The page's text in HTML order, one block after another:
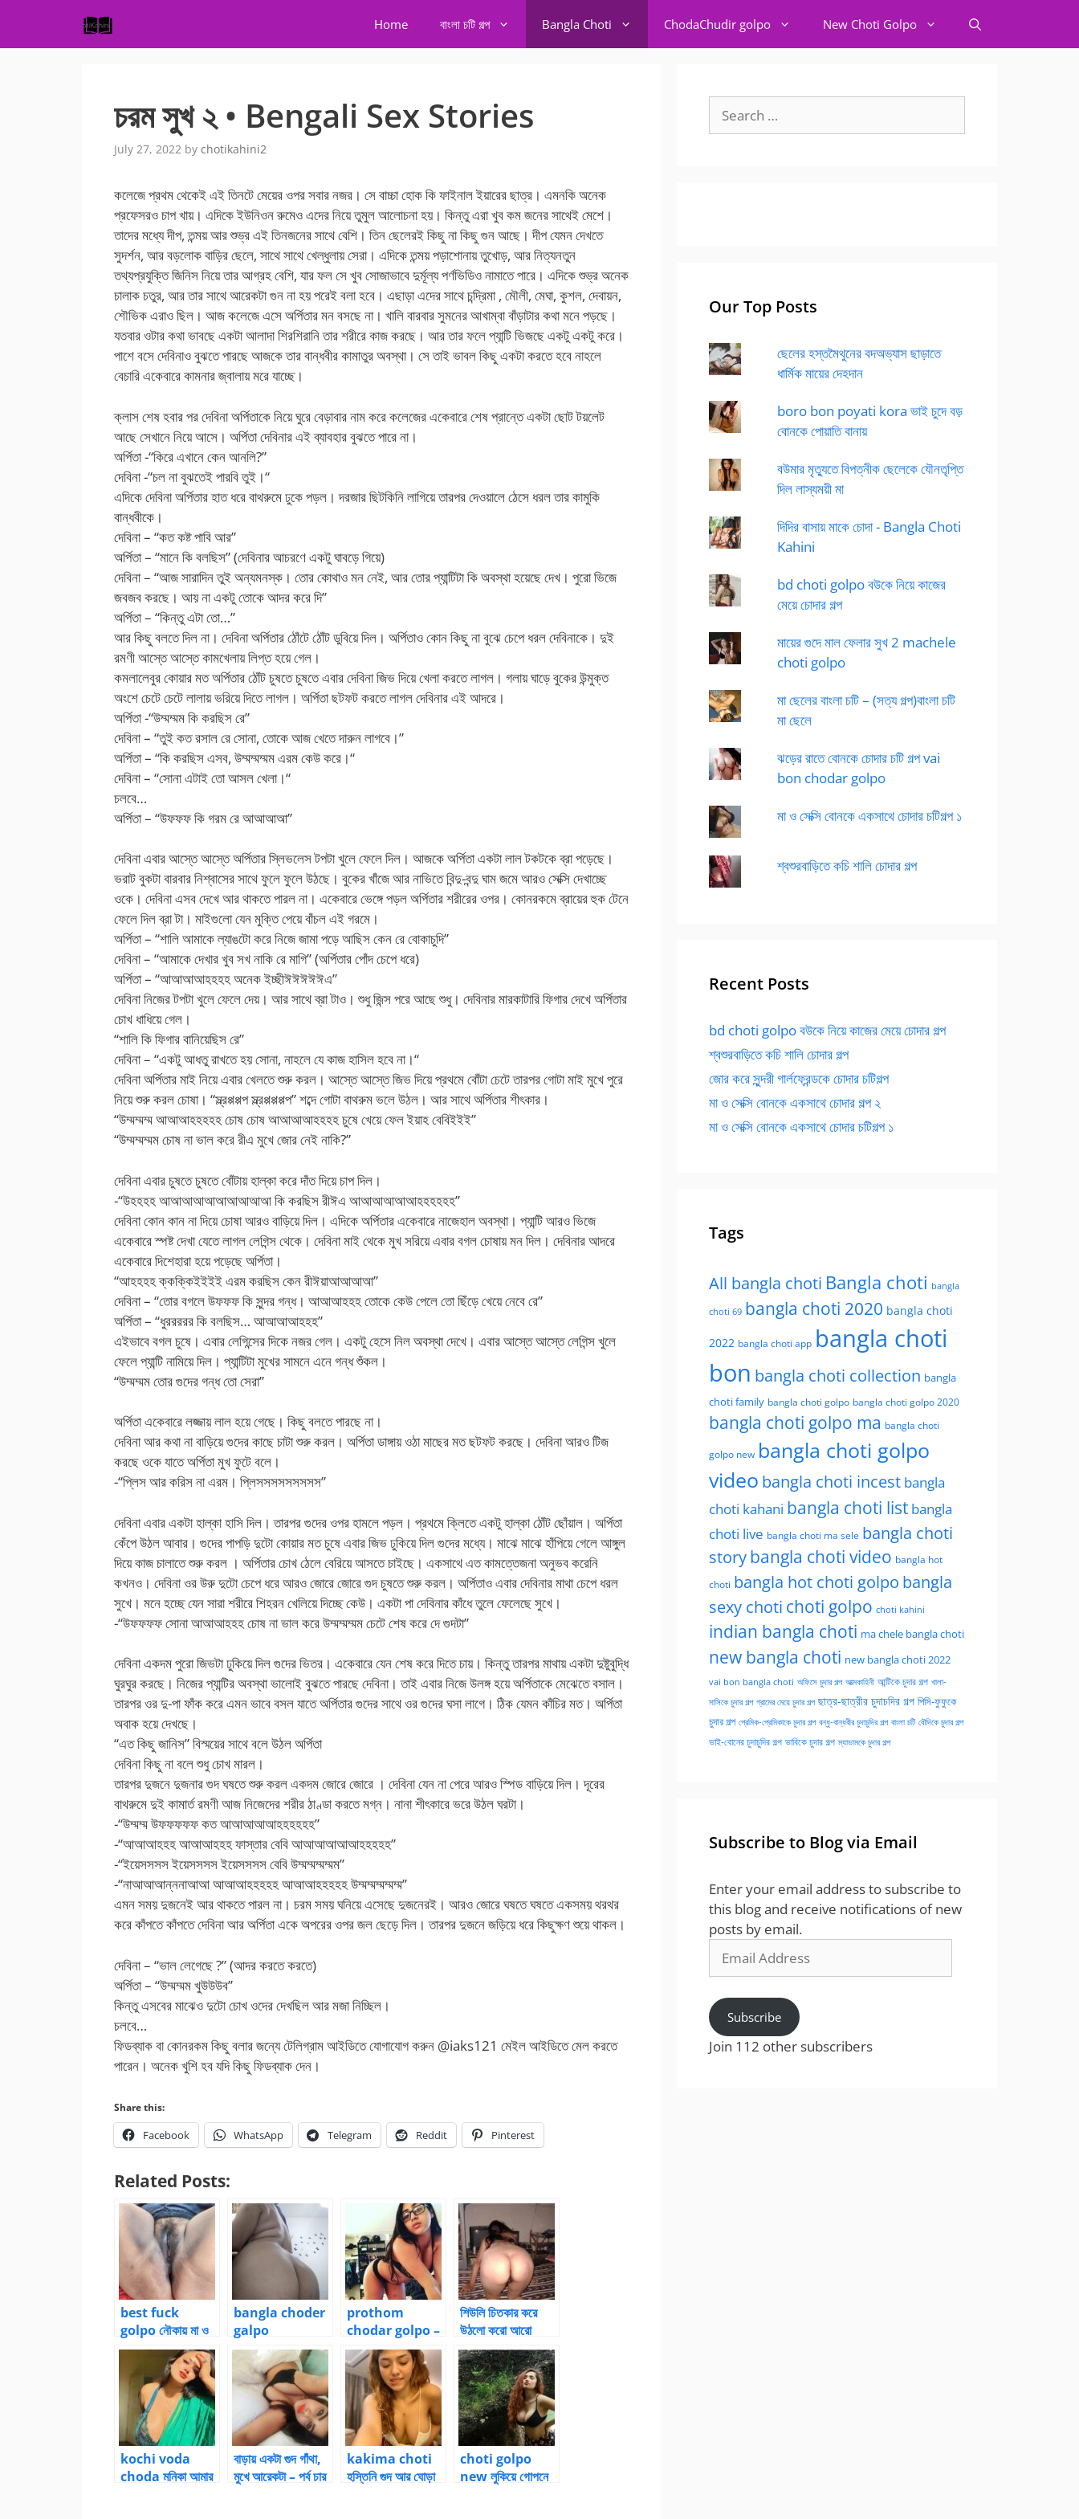
content
Home বাংলা চটি গল্প Bangla Choti ChodaChudir golpo New Choti Golpo
চরম সুখ ২ • Bengali Sex Stories
July 27, 2022 by chotikahini2
কলেজে প্রথম থেকেই এই তিনটে মেয়ের ওপর সবার নজর। সে বাচ্চা হোক কি ফাইনাল ইয়ারের ছাত্র। এমনকি অনেক
প্রফেসরও চাপ খায়। এদিকে ইউনিওন রুমেও এদের নিয়ে তুমুল আলোচনা হয়। কিন্তু এরা খুব কম জনের সাথেই মেশে।
তাদের মধ্যে দীপ, তন্ময় আর শুভ্র এই তিনজনের সাথে বেশি। তিন ছেলেরই কিছু না কিছু গুন আছে। দীপ যেমন দেখতে
সুদর্শন, আর বড়লোক বাড়ির ছেলে, সাথে সাথে খেল্ধুলায় সেরা। এদিকে তন্ময় পড়াশোনায় তুখোড়, আর নিত্যনতুন
তথ্যপ্রযুক্তি জিনিস নিয়ে তার আগ্রহ বেশি, যার ফল সে খুব সোজাভাবে দুর্মূল্য পর্ণভিডিও নামাতে পারে। এদিকে শুভ্র অনেক
চালাক চতুর, আর তার সাথে আরেকটা গুন না হয় পরেই বলা হবে। এছাড়া এদের সাথে চন্দ্রিমা , মৌলী, মেঘা, কুশল, দেবায়ন,
শৌভিক এরাও ছিল। আজ কলেজে এসে অর্পিতার মন বসছে না। খালি বারবার সুমনের আখাম্বা বাঁড়াটার কথা মনে পড়ছে।
যতবার ওটার কথা ভাবছে একটা আলাদা শিরশিরানি তার শরীরে কাজ করছে। আর তার ফলে প্যান্টি ভিজছে একটু একটু করে।
পাশে বসে দেবিনাও বুঝতে পারছে আজকে তার বান্ধবীর কামাতুর অবস্থা। সে তাই ভাবল কিছু একটা করতে হবে নাহলে
বেচারি একেবারে কামনার জ্বালায় মরে যাচ্ছে।
ক্লাস শেষ হবার পর দেবিনা অর্পিতাকে নিয়ে ঘুরে বেড়াবার নাম করে কলেজের একেবারে শেষ প্রান্তে একটা ছোট টয়লেট
আছে সেখানে নিয়ে আসে। অর্পিতা দেবিনার এই ব্যাবহার বুঝতে পারে না।
অর্পিতা -“কিরে এখানে কেন আনলি?”
দেবিনা -“চল না বুঝতেই পারবি তুই।“
এদিকে দেবিনা অর্পিতার হাত ধরে বাথরুমে ঢুকে পড়ল। দরজার ছিটকিনি লাগিয়ে তারপর দেওয়ালে ঠেসে ধরল তার কামুকি
বান্ধবীকে।
দেবিনা – “কত কষ্ট পাবি আর”
অর্পিতা – “মানে কি বলছিস” (দেবিনার আচরণে একটু ঘাবড়ে গিয়ে)
দেবিনা – “আজ সারাদিন তুই অন্যমনস্ক। তোর কোথাও মন নেই, আর তোর প্যান্টিটা কি অবস্থা হয়েছে দেখ। পুরো ভিজে
জবজব করছে। আয় না একটু তোকে আদর করে দি”
অর্পিতা – “কিন্তু এটা তো…”
আর কিছু বলতে দিল না। দেবিনা অর্পিতার ঠোঁটে ঠোঁট ডুবিয়ে দিল। অর্পিতাও কোন কিছু না বুঝে চেপে ধরল দেবিনাকে। দুই
রমণী আস্তে আস্তে কামখেলায় লিপ্ত হয়ে গেল।
কমলালেবুর কোয়ার মত অর্পিতার ঠোঁট চুষতে চুষতে এবার দেবিনা জিভ দিয়ে খেলা করতে লাগল। গলায় ঘাড়ে বুকের উন্মুক্ত
অংশে চেটে চেটে লালায় ভরিয়ে দিতে লাগল। অর্পিতা ছটফট করতে লাগল দেবিনার এই আদরে।
অর্পিতা -“উম্মম্মম কি করছিস রে”
দেবিনা – “তুই কত রসাল রে সোনা, তোকে আজ খেতে দারুন লাগবে।”
অর্পিতা – “কি করছিস এসব, উম্মম্মম্মম এরম কেউ করে।“
দেবিনা – “সোনা এটাই তো আসল খেলা।“
চলবে…
অর্পিতা – “উফফফ কি গরম রে আআআআ”
দেবিনা এবার আস্তে আস্তে অর্পিতার স্লিভলেস টপটা খুলে ফেলে দিল। আজকে অর্পিতা একটা লাল টকটকে ব্রা পড়েছে।
ভরাট বুকটা বারবার নিশ্বাসের সাথে ফুলে ফুলে উঠছে। বুকের খাঁজে আর নাভিতে বিন্দু-বন্দু ঘাম জমে আরও সেক্সি দেখাচ্ছে
ওকে। দেবিনা এসব দেখে আর থাকতে পারল না। একেবারে ভেঙ্গে পড়ল অর্পিতার শরীরের ওপর। কোনরকমে ব্রায়ের হুক টেনে
ফেলে দিল ব্রা টা। মাইগুলো যেন মুক্তি পেয়ে বাঁচল এই গরমে।
অর্পিতা – “শালি আমাকে ল্যাঙটো করে নিজে জামা পড়ে আছিস কেন রে বোকাচুদি”
দেবিনা – “আমাকে দেখার খুব সখ নাকি রে মাগি” (অর্পিতার পোঁদ চেপে ধরে)
অর্পিতা – “আআআআহহহহ অনেক ইচ্ছীঈঈঈঈঈএ”
দেবিনা নিজের টপটা খুলে ফেলে দেয়। আর সাথে ব্রা টাও। শুধু জিন্স পরে আছে শুধু। দেবিনার মারকাটারি ফিগার দেখে অর্পিতার
চোখ ধাধিয়ে গেল।
“শালি কি ফিগার বানিয়েছিস রে”
দেবিনা – “একটু আধতু রাখতে হয় সোনা, নাহলে যে কাজ হাসিল হবে না।“
দেবিনা অর্পিতার মাই নিয়ে এবার খেলতে শুরু করল। আস্তে আস্তে জিভ দিয়ে প্রথমে বোঁটা চেটে তারপর গোটা মাই মুখে পুরে
নিয়ে শুরু করল চোষা। “স্ল্রপ্পপ্পপ স্ল্রপ্পপ্পপ্পপ” শব্দে গোটা বাথরুম ভলে উঠল। আর সাথে অর্পিতার শীৎকার।
“উম্মম্মম্ম আআআহহহহহ চোষ চোষ আআআআহহহহ চুষে খেয়ে ফেল ইয়াহ বেবিইইই”
“উম্মম্মম্মম চোষ না ভাল করে রীএ মুখে জোর নেই নাকি?”
দেবিনা এবার চুষতে চুষতে বোঁটায় হাল্কা করে দাঁত দিয়ে চাপ দিল।
-“উহহহহ আআআআআআআআআআ কি করছিস রীঈএ আআআআআআহহহহহহ”
দেবিনা কোন কান না দিয়ে চোষা আরও বাড়িয়ে দিল। এদিকে অর্পিতার একেবারে নাজেহাল অবস্থা। প্যান্টি আরও ভিজে
একেবারে স্পষ্ট দেখা যেতে লাগল লেগিন্স থেকে। দেবিনা মাই থেকে মুখ সরিয়ে এবার বগল চোষায় মন দিল। দেবিনার আদরে
একেবারে দিশেহারা হয়ে পড়েছে অর্পিতা।
“আহহহহ ক্কক্কিইইইই এরম করছিস কেন রীঈয়াআআআআ”
দেবিনা – “তোর বগলে উফফফ কি সুন্দর গন্ধ। আআআহহহ তোকে কেউ পেলে তো ছিঁড়ে খেয়ে নেবে রে”
অর্পিতা – “ধুররররর কি বলছিস… আআআআহহহ”
এইভাবে বগল চুষে। এবার লেগিন্সের দিকে নজর গেল। একটু হেসে নিল অবস্থা দেখে। এবার আস্তে আস্তে লেগিন্স খুলে
ফেলে প্যান্টি নামিয়ে দিল। প্যান্টিটা মুখের সামনে এনে গন্ধ শুঁকল।
“উম্মম্মম তোর গুদের গন্ধ তো সেরা”
অর্পিতা একেবারে লজ্জায় লাল হয়ে গেছে। কিছু বলতে পারছে না।
দেবিনা আর কথা না বাড়িয়ে গুদের কাছে চাটা শুরু করল। অর্পিতা ডাঙ্গায় ওঠা মাছের মত ছটফট করছে। দেবিনা আরও টিজ
করছে ওকে যাতে অর্পিতা মুখ ফুটে বলে।
-“প্লিস আর করিস না এরম। প্লিসসসসসসসসস”
দেবিনা এবার একটা হাল্কা হাসি দিল। তারপর গুদের ওপর হামলে পড়ল। প্রথমে ক্লিতে একটু হাল্কা ঠোঁট ছোঁয়াল। অর্পিতা
কেঁপে উঠল আবার। গুদের পাপড়ি দুটো কোয়ার মত চুষে এবার জিভ ঢুকিয়ে দিল গুদের মধ্যে। মাঝে মাঝে হাঁপিয়ে গেলে আঙ্গুল
দিয়ে কাজ চালাতে শুরু করল । অর্পিতার চোখ ঠেলে বেরিয়ে আসতে চাইছে। একসাথে এত কামত্তেজনা অনুভব করেনি
কখনও। দেবিনা ওর উরু দুটো চেপে ধরে আরও জোরে জোরে গুদ চুষতে শুরু করল। অর্পিতাও এবার দেবিনার মাথা চেপে ধরল
সুখে। মনে হচ্ছে যেন সারা শরীরে শিহরন খেলিয়ে দিচ্ছে কেউ। একটা পা দেবিনার কাঁধে তুলে ফেলেছে সুখে।
-“উফফফফ সোনা আআআহহহ চোষ না ভাল করে উম্মম্মম্মম চেটে শেষ করে দে গুদটা”
দেবিনা একদম পুরো জিভটা ঢুকিয়ে দিল গুদের ভিতর। একেবারে যেন শেষ করে দিতে চায়। কিন্তু তারপর মাথায় একটা দুষ্টুবুদ্ধি
ঘুরঘুর করছে। নিজের প্যান্টির অবস্থা ভালোই বুঝতে পারছে দেবিনা। তাই এবার নিজে উলঙ্গ হয়ে অর্পিতাকে মেঝেতে বসাল।
তারপর ওর দু-পা ফাঁক করে এমন ভাবে বসল যাতে অর্পিতার গুদের সাথে ওর গুদের ঘসা লাগে। ঠিক যেমন কাঁচির মত। অর্পিতা
অবাক হয়ে দেখছে।
“এত কিছু জানিস” বিস্ময়ের সাথে বলে উঠল অর্পিতা
দেবিনা কিছু না বলে শুধু চোখ মারল।
তারপর দুজনে দুজনার গুদ ঘষতে শুরু করল একদম জোরে জোরে । দেবিনা যেন না পেরে আরও স্পিড বাড়িয়ে দিল। দূরের
বাথরুমে দুই কামার্ত রমণী আজ নিজেদের শরীর ঠাণ্ডা করতে মগ্ন। নানা শীৎকারে ভরে উঠল ঘরটা।
-“উম্মম্ম উফফফফফ কত আআআআআহহহহহহ”
-“আআআহহহ আআআহহহ ফাস্তার বেবি আআআআআআহহহহহ”
-“ইয়েসসসস ইয়েসসসস ইয়েসসসস বেবি উম্মম্মম্মম্মম”
-“নাআআআন্ননাআআ আআআহহহহহ আআআহহহহহ উম্মম্মম্মম্মম্ম”
এমন সময় দুজনেই আর থাকতে পারল না। চরম সময় ঘনিয়ে এসেছে দুজনেরই। আরও জোরে ঘষতে ঘষতে একসময় থরথর
করে কাঁপতে কাঁপতে দেবিনা আর অর্পিতা একে অপরের ওপর জল ছেড়ে দিল। তারপর দুজনে জড়িয়ে ধরে কিছুক্ষণ শুয়ে থাকল।
দেবিনা – “ভাল লেগেছে ?” (আদর করতে করতে)
অর্পিতা – “উম্মম্মম খুউউউব”
কিন্তু এসবের মাঝেও দুটো চোখ ওদের দেখছিল আর মজা নিচ্ছিল।
চলবে…
ফিডব্যাক বা কোনরকম কিছু বলার জন্যে টেলিগ্রাম আইডিতে যোগাযোগ করুন @iaks121 মেইল আইডিতে মেল করতে
পারেন। অনেক খুশি হব যদি কিছু ফিডব্যাক দেন।
Share this:
Facebook WhatsApp Telegram Reddit Pinterest
Related Posts:
best fuck
golpo নৌকায় মা ও
ছেলের ভালোবাসার
সংসার – 26 by চোদন
ঠাকুর
bangla choder
galpo
prothom
chodar golpo –
Bangla Choti
Golpo
শিউলি চিতকার করে
উঠলো করো আরো
জোরে করোbangla
choti golpo
kochi voda
choda মনিকা আমার
বাড়ায় একটা গুদ গাঁথা,
মুখে আরেকটা – পর্ব চার
kakima choti
হস্তিনি গুদ আর ঘোড়া
choti golpo
new লুকিয়ে গোপনে
for:
Our Top Posts
ছেলের হস্তমৈথুনের বদঅভ্যাস ছাড়াতে
ধার্মিক মায়ের দেহদান
boro bon poyati kora ভাই চুদে বড়
বোনকে পোয়াতি বানায়
বউমার মৃত্যুতে বিপত্নীক ছেলেকে যৌনতৃপ্তি
দিল লাস্যময়ী মা
দিদির বাসায় মাকে চোদা - Bangla Choti
Kahini
bd choti golpo বউকে নিয়ে কাজের
মেয়ে চোদার গল্প
মায়ের গুদে মাল ফেলার সুখ 2 machele
choti golpo
মা ছেলের বাংলা চটি – (সত্য গল্প)বাংলা চটি
মা ছেলে
ঝড়ের রাতে বোনকে চোদার চটি গল্প vai
bon chodar golpo
মা ও সেক্সি বোনকে একসাথে চোদার চটিগল্প ১
শ্বশুরবাড়িতে কচি শালি চোদার গল্প
Recent Posts
bd choti golpo বউকে নিয়ে কাজের মেয়ে চোদার গল্প
শ্বশুরবাড়িতে কচি শালি চোদার গল্প
জোর করে সুন্দরী গার্লফ্রেন্ডকে চোদার চটিগল্প
মা ও সেক্সি বোনকে একসাথে চোদার গল্প ২
মা ও সেক্সি বোনকে একসাথে চোদার চটিগল্প ১
Tags
All bangla choti Bangla choti bangla
choti 69 bangla choti 2020 bangla choti
2022 bangla choti app bangla choti
bon bangla choti collection bangla
choti family bangla choti golpo bangla choti golpo 2020
bangla choti golpo ma bangla choti
golpo new bangla choti golpo
video bangla choti incest bangla
choti kahani bangla choti list bangla
choti live bangla choti ma sele bangla choti
storybangla choti video bangla hot
choti bangla hot choti golpo bangla
sexy choti choti golpo choti kahini
indian bangla choti ma chele bangla choti
new bangla choti new bangla choti 2022
vai bon bangla choti অফিসে চুদার গল্প আত্মকাহিনী আন্টিকে চুদার গল্প খালা-
মাসিকে চুদার গল্প গ্রামের মেয়ে চুদার গল্প ছাত্র-ছাত্রীর চুদাচদির গল্প পিসি-ফুফুকে
চুদার গল্প প্রেমিক-প্রেমিকাকে চুদার গল্প বন্ধু-বান্ধবীর চুদাচুদির গল্প বাংলা চটি বৌদিকে চুদার গল্প
ভাই-বোনের চুদাচুদির গল্প ভাবিকে চুদার গল্প ম্যাডামকে চুদার গল্প
Subscribe to Blog via Email
Enter your email address to subscribe to
this blog and receive notifications of new
posts by email.
Address
Subscribe
Join 112 other subscribers